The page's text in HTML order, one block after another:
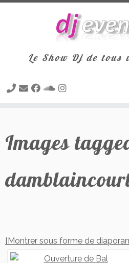
contenu
Le Show Dj de tous
Images
[Montrer sous forme de